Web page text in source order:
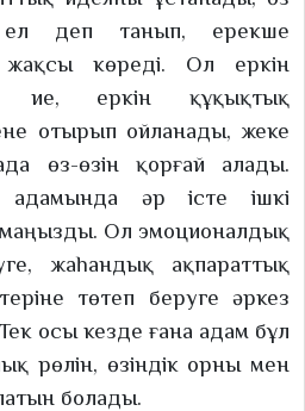
ел деп танып, ерекше
жақсы көреді. Ол еркін
ие, еркін құқықтық
отырып ойланады, жеке
өз-өзін қорғай алады.
адамында әр істе ішкі
Ол эмоционалдық
жаһандық ақпараттық
төтеп беруге әркез
осы кезде ғана адам бұл
рөлін, өзіндік орны мен
болады.